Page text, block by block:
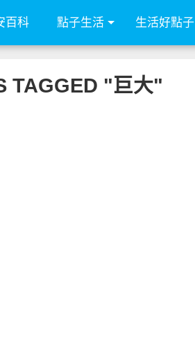
百科 點子生活 生活好點子
TAGGED "巨大"